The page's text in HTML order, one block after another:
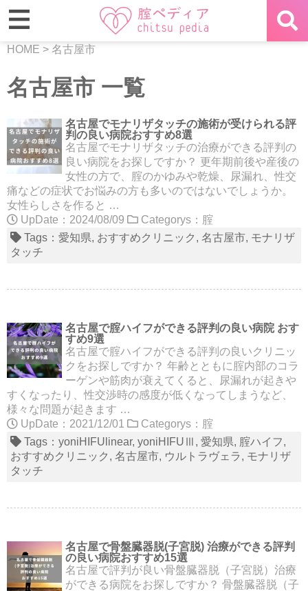
HOME > 名古屋市
名古屋市 一覧
名古屋でモナリザタッチの施術が受けられる評
判の良い病院おすすめ8選
名古屋でモナリザタッチの治療ができる評判の
良い病院をお探しですか？ 更年期前後や産後の
女性の方で、腟のかゆみや乾燥、尿漏れ、性交
痛などの症状でお悩みの方も多いのではないでしょうか。
女性らしさを作ると …
UpDate：2024/08/09
Categorys： 腟
Tags： 愛知県 おすすめクリニック 名古屋市 モナリザ
タッチ
名古屋で腟ハイフができる評判の良い病院 おす
すめ9選
名古屋で腟ハイフができる評判の良いクリニッ
クをお探しですか？ 年齢とともに腟内部のコラ
ーゲンや筋肉が衰えてくると、尿漏れが起きや
すくなったり、性交渉時の感度が低くなってしまうなど、
様々な問題が起きます …
UpDate：2021/12/01
Categorys： 腟
Tags： yoniHIFUlinear yoniHIFUⅢ 愛知県
腟ハイフ
おすすめクリニック
名古屋市 ウルトラヴェラ
モナリザ
タッチ
名古屋で骨盤臓器脱(子宮脱) 治療ができる評判
の良い病院おすすめ15選
名古屋で評判が良い骨盤臓器脱（子宮脱）治療
ができる病院をお探しですか？ 骨盤臓器脱（子